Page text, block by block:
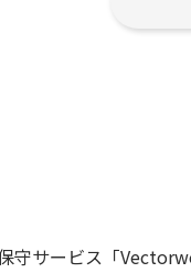
サービス「